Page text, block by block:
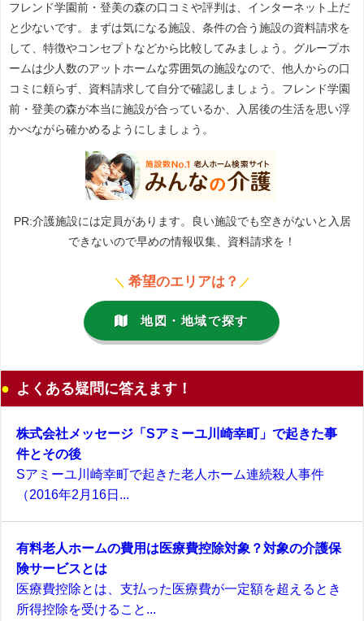
フレンド学園前・登美の森の口コミや評判は、インターネット上だ
と少ないです。まずは気になる施設、条件の合う施設の資料請求を
して、特徴やコンセプトなどから比較してみましょう。グループホ
ームは少人数のアットホームな雰囲気の施設なので、他人からの口
コミに頼らず、資料請求して自分で確認しましょう。フレンド学園
前・登美の森が本当に施設が合っているか、入居後の生活を思い浮
かべながら確かめるようにしましょう。
PR:介護施設には定員があります。良い施設でも空きがないと入居
できないので早めの情報収集、資料請求を！
＼ 希望のエリアは？ ／
地図・地域で探す
よくある疑問に答えます！
株式会社メッセージ「Sアミーユ川崎幸町」で起きた事
件とその後
Sアミーユ川崎幸町で起きた老人ホーム連続殺人事件
（2016年2月16日...
有料老人ホームの費用は医療費控除対象？対象の介護保
険サービスとは
医療費控除とは、支払った医療費が一定額を超えるとき
所得控除を受けること...